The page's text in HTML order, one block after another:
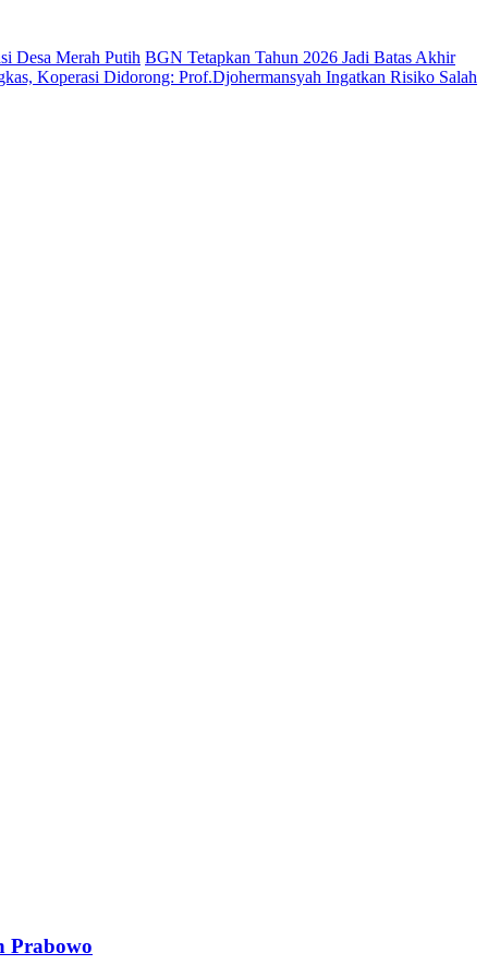
Desa Merah Putih BGN Tetapkan Tahun 2026 Jadi Batas Akhir
Koperasi Didorong: Prof.Djohermansyah Ingatkan Risiko Salah
Prabowo